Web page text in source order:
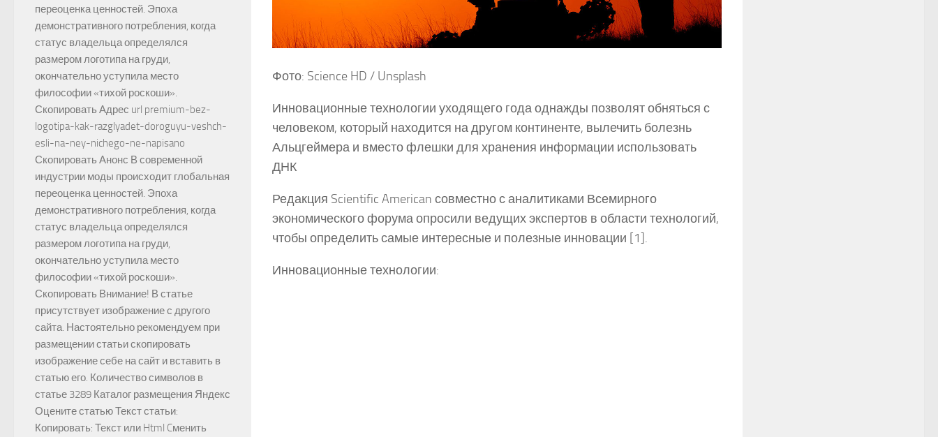
Фото: Science HD / Unsplash
Инновационные технологии уходящего года однажды позволят обняться с
человеком, который находится на другом континенте, вылечить болезнь
Альцгеймера и вместо флешки для хранения информации использовать
ДНК
Редакция Scientific American совместно с аналитиками Всемирного
экономического форума опросили ведущих экспертов в области технологий,
чтобы определить самые интересные и полезные инновации [1].
Инновационные технологии:
переоценка ценностей. Эпоха
демонстративного потребления, когда
статус владельца определялся
размером логотипа на груди,
окончательно уступила место
философии «тихой роскоши».
Скопировать Адрес url premium-bez-
logotipa-kak-razglyadet-doroguyu-veshch-
esli-na-ney-nichego-ne-napisano
Скопировать Анонс В современной
индустрии моды происходит глобальная
переоценка ценностей. Эпоха
демонстративного потребления, когда
статус владельца определялся
размером логотипа на груди,
окончательно уступила место
философии «тихой роскоши».
Скопировать Внимание! В статье
присутствует изображение с другого
сайта. Настоятельно рекомендуем при
размещении статьи скопировать
изображение себе на сайт и вставить в
статью его. Количество символов в
статье 3289 Каталог размещения Яндекс
Оцените статью Текст статьи:
Копировать: Текст или Html Cменить